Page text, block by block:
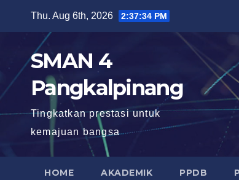
Thu. Aug 6th, 2026 2:37:35 PM
SMAN 4
Pangkalpinang
Tingkatkan prestasi untuk
kemajuan bangsa
HOME AKADEMIK PPDB